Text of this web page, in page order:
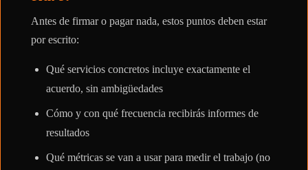
Antes de firmar o pagar nada, estos puntos deben estar
por escrito:
Qué servicios concretos incluye exactamente el
acuerdo, sin ambigüedades
Cómo y con qué frecuencia recibirás informes de
resultados
Qué métricas se van a usar para medir el trabajo (no